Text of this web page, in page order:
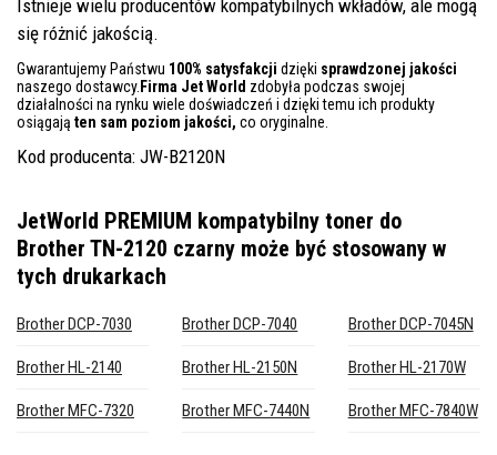
Istnieje wielu producentów kompatybilnych wkładów, ale mogą
się różnić jakością.
Gwarantujemy Państwu 100% satysfakcji dzięki sprawdzonej jakości
naszego dostawcy. Firma Jet World zdobyła podczas swojej
działalności na rynku wiele doświadczeń i dzięki temu ich produkty
osiągają ten sam poziom jakości, co oryginalne.
Kod producenta: JW-B2120N
JetWorld PREMIUM kompatybilny toner do
Brother TN-2120 czarny może być stosowany w
tych drukarkach
Brother DCP-7030 Brother DCP-7040 Brother DCP-7045N
Brother HL-2140 Brother HL-2150N Brother HL-2170W
Brother MFC-7320 Brother MFC-7440N Brother MFC-7840W